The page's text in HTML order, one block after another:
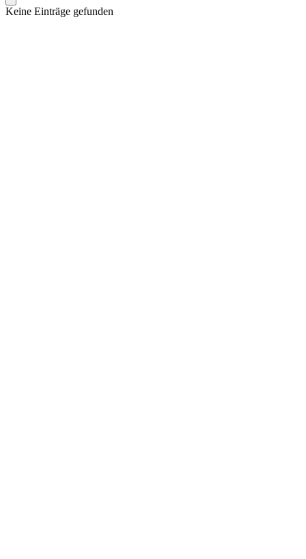
Keine Einträge gefunden